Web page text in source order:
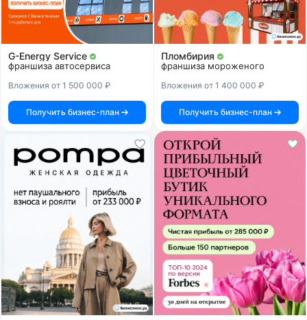
G-Energy Service
франшиза автосервиса
Вложения от 1 500 000 ₽
Получить бизнес-план
Пломбирия
франшиза мороженого
Вложения от 1 400 000 ₽
Получить бизнес-план